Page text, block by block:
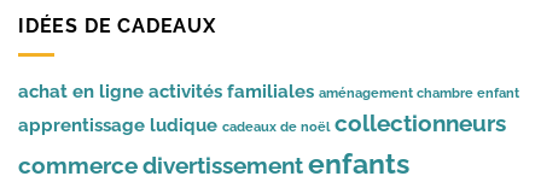
IDÉES DE CADEAUX
achat en ligne activités familiales aménagement chambre enfant
apprentissage ludique cadeaux de noël collectionneurs
commercedivertissementenfants